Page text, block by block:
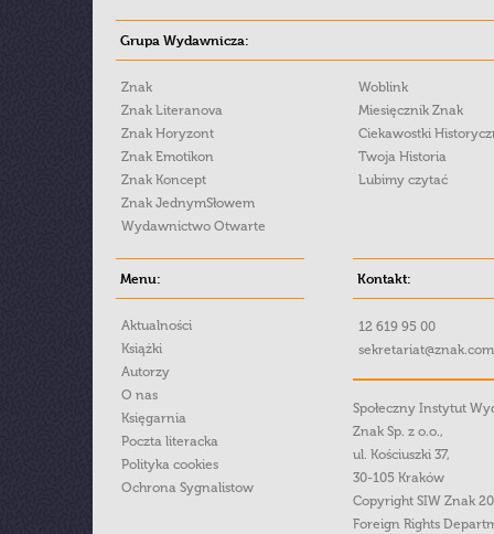
Grupa Wydawnicza:
Znak
Znak Literanova
Znak Horyzont
Znak Emotikon
Znak Koncept
Znak JednymSłowem
Wydawnictwo Otwarte
Woblink
Miesięcznik Znak
Ciekawostki
Twoja Historia
Lubimy czytać
Menu:
Aktualności
Książki
Autorzy
O nas
Księgarnia
Poczta literacka
Polityka cookies
Ochrona Sygnalistow
Kontakt:
12 619 95 00
Społeczny Instytut
Znak Sp. z o.o.,
ul. Kościuszki 37,
30-105 Kraków
Copyright SIW Znak
Foreign Rights